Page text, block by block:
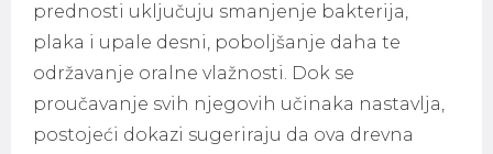
prednosti uključuju smanjenje bakterija,
plaka i upale desni, poboljšanje daha te
održavanje oralne vlažnosti. Dok se
proučavanje svih njegovih učinaka nastavlja,
postojeći dokazi sugeriraju da ova drevna